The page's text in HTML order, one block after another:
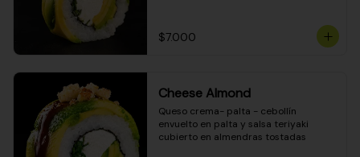
$7.000
Cheese Almond
Queso crema- palta - cebollín
envuelto en palta y salsa teriyaki
cubierto en almendras tostadas